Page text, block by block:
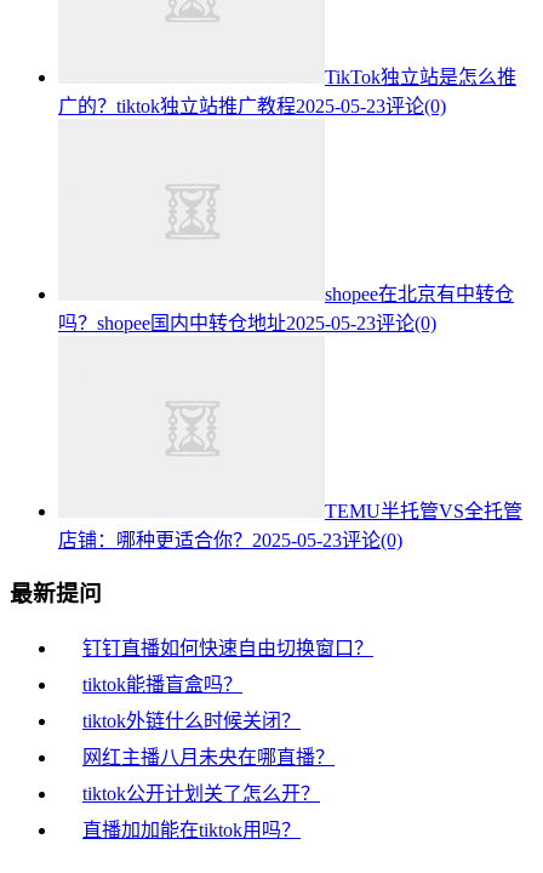
TikTok独立站是怎么推
广的？tiktok独立站推广教程2025-05-23评论(0)
shopee在北京有中转仓
吗？shopee国内中转仓地址2025-05-23评论(0)
TEMU半托管VS全托管
店铺：哪种更适合你？ 2025-05-23评论(0)
最新提问
钉钉直播如何快速自由切换窗口？
tiktok能播盲盒吗？
tiktok外链什么时候关闭？
网红主播八月未央在哪直播？
tiktok公开计划关了怎么开？
直播加加能在tiktok用吗？